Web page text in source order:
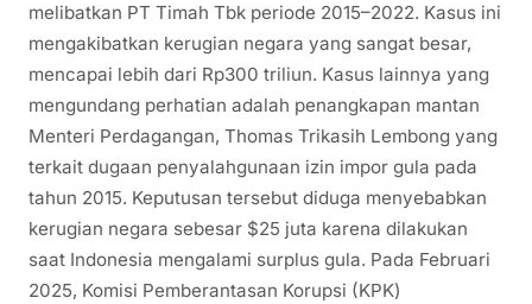
melibatkan PT Timah Tbk periode 2015–2022. Kasus ini
mengakibatkan kerugian negara yang sangat besar,
mencapai lebih dari Rp300 triliun. Kasus lainnya yang
mengundang perhatian adalah penangkapan mantan
Menteri Perdagangan, Thomas Trikasih Lembong yang
terkait dugaan penyalahgunaan izin impor gula pada
tahun 2015. Keputusan tersebut diduga menyebabkan
kerugian negara sebesar $25 juta karena dilakukan
saat Indonesia mengalami surplus gula. Pada Februari
2025, Komisi Pemberantasan Korupsi (KPK)